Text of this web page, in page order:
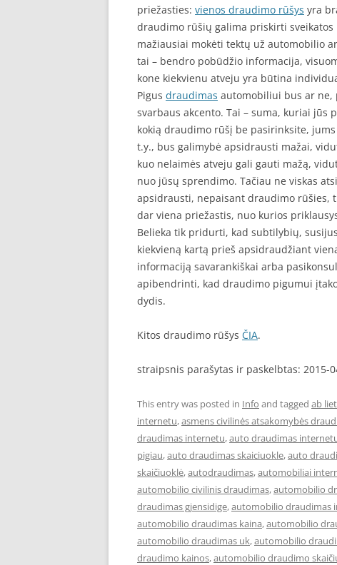
priežasties: vienos draudimo rūšys yra
draudimo rūšių galima priskirti
mažiausiai mokėti tektų už automobilio
tai – bendro pobūdžio informacija,
kone kiekvienu atveju yra būtina
Pigus draudimas automobiliui bus ar ne,
svarbaus akcento. Tai – suma, kuriai
kokią draudimo rūšį be pasirinksite,
t.y., bus galimybė apsidrausti mažai,
kuo nelaimės atveju gali gauti mažą,
nuo jūsų sprendimo. Tačiau ne viskas
apsidrausti, nepaisant draudimo rūšies,
dar viena priežastis, nuo kurios
Belieka tik pridurti, kad subtilybių,
kiekvieną kartą prieš apsidraudžiant
informaciją savarankiškai arba
apibendrinti, kad draudimo pigumui
dydis.
Kitos draudimo rūšys ČIA.
straipsnis parašytas ir paskelbtas: 2015-
This entry was posted in Info and tagged ab
internetu,asmens civilinės atsakomybės
draudimas internetu,auto draudimas
pigiau,auto draudimas skaiciuokle,auto
skaičiuoklė,autodraudimas,automobiliai
automobilio civilinis draudimas,automobilio
draudimas gjensidige,automobilio draudimas
automobilio draudimas kaina,automobilio
automobilio draudimas uk,automobilio
draudimo kainos,automobilio draudimo